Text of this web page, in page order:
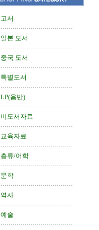
고서
일본 도서
중국 도서
특별도서
LP(음반)
비도서자료
교육자료
총류/어학
문학
역사
예술